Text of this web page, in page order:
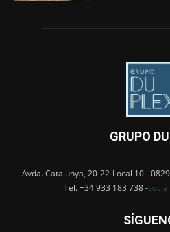
GRUPO
Avda. Catalunya, 20-22-Local 10 -
Tel. +34 933 183 738 -